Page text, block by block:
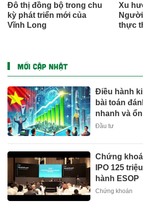
Đô thị đồng bộ trong chu
kỳ phát triển mới của
Vĩnh Long
Xu
thực
MỚI CẬP NHẬT
Điều hành
bài toán
nhanh và
Đầu tư
Chứng
IPO 125
hành ESOP
Chứng khoán